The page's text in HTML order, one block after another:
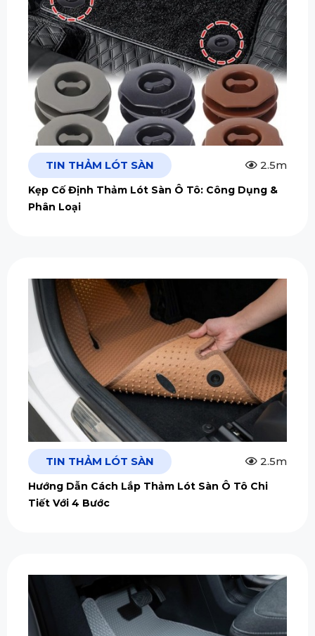
TIN THẢM LÓT SÀN 2.5m
Kẹp Cố Định Thảm Lót Sàn Ô Tô: Công Dụng &
Phân Loại
TIN THẢM LÓT SÀN 2.5m
Hướng Dẫn Cách Lắp Thảm Lót Sàn Ô Tô Chi
Tiết Với 4 Bước